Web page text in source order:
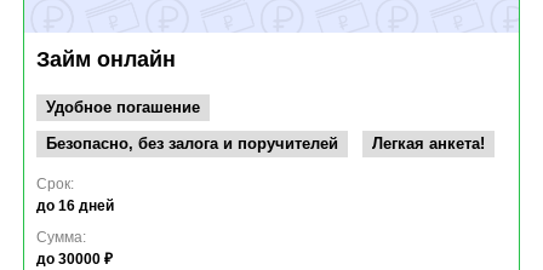
Займ онлайн
Удобное погашение
Безопасно, без залога и поручителей
Легкая анкета!
Срок:
до 16 дней
Сумма:
до 30000 ₽